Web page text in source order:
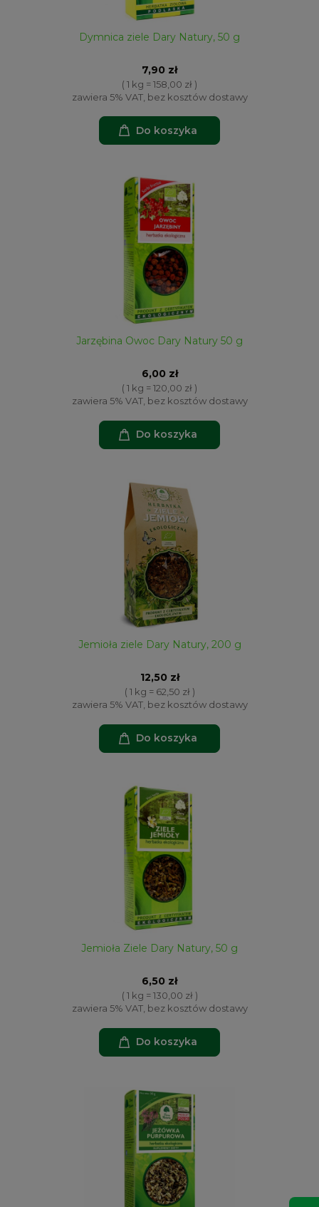
Dymnica ziele Dary Natury, 50 g
7,90 zł
( 1 kg = 158,00 zł )
zawiera 5% VAT, bez kosztów dostawy
Do koszyka
Jarzębina Owoc Dary Natury 50 g
6,00 zł
( 1 kg = 120,00 zł )
zawiera 5% VAT, bez kosztów dostawy
Do koszyka
Jemioła ziele Dary Natury, 200 g
12,50 zł
( 1 kg = 62,50 zł )
zawiera 5% VAT, bez kosztów dostawy
Do koszyka
Jemioła Ziele Dary Natury, 50 g
6,50 zł
( 1 kg = 130,00 zł )
zawiera 5% VAT, bez kosztów dostawy
Do koszyka